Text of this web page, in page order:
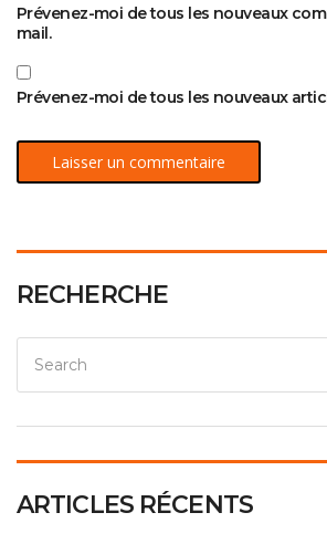
Prévenez-moi de tous les nouveaux
mail.
Prévenez-moi de tous les nouveaux
RECHERCHE
ARTICLES RÉCENTS